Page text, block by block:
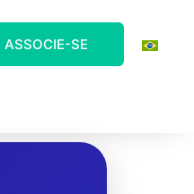
ASSOCIE-SE